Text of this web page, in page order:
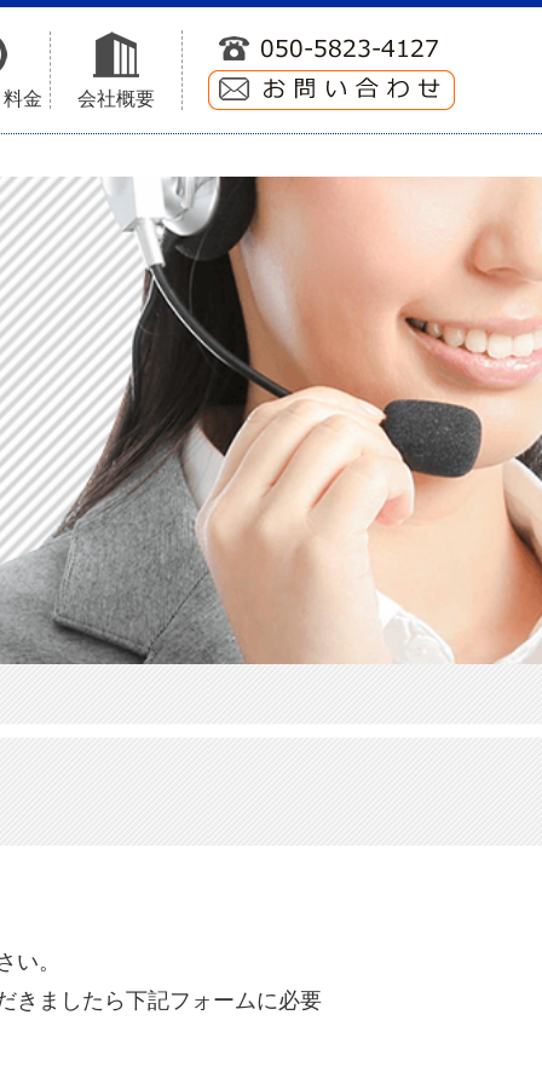
金 会社概要
い。
きましたら下記フォームに必要